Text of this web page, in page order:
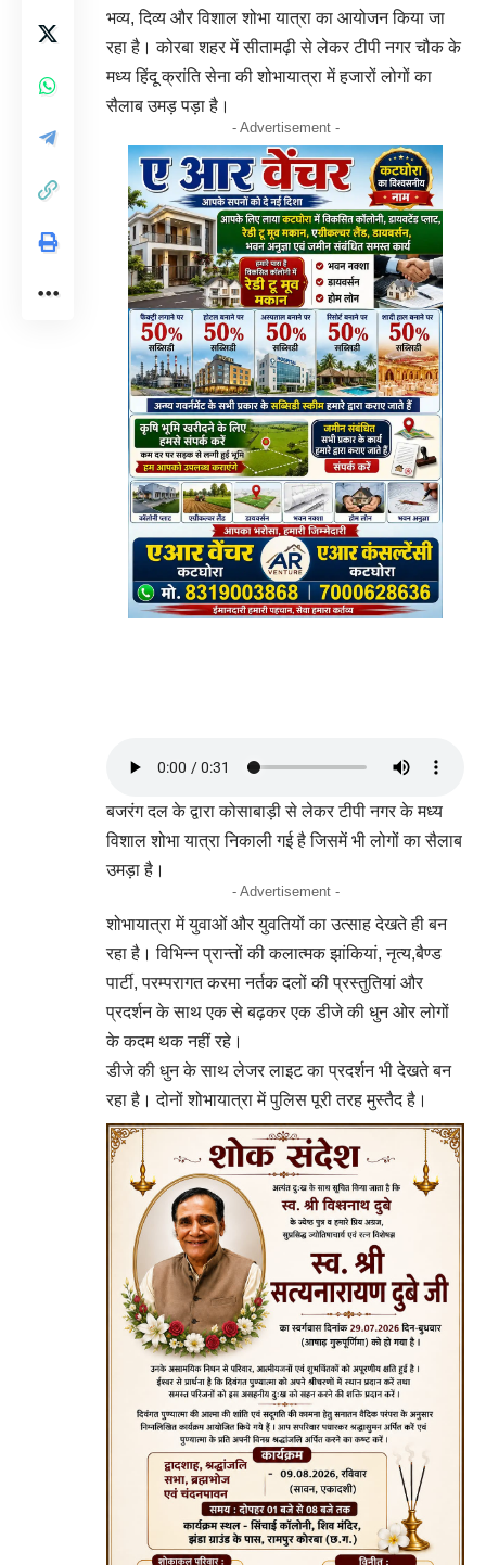
भव्य, दिव्य और विशाल शोभा यात्रा का आयोजन किया जा
रहा है। कोरबा शहर में सीतामढ़ी से लेकर टीपी नगर चौक के
मध्य हिंदू क्रांति सेना की शोभायात्रा में हजारों लोगों का
सैलाब उमड़ पड़ा है।
- Advertisement -
बजरंग दल के द्वारा कोसाबाड़ी से लेकर टीपी नगर के मध्य
विशाल शोभा यात्रा निकाली गई है जिसमें भी लोगों का सैलाब
उमड़ा है।
- Advertisement -
शोभायात्रा में युवाओं और युवतियों का उत्साह देखते ही बन
रहा है। विभिन्न प्रान्तों की कलात्मक झांकियां, नृत्य,बैण्ड
पार्टी, परम्परागत करमा नर्तक दलों की प्रस्तुतियां और
प्रदर्शन के साथ एक से बढ़कर एक डीजे की धुन ओर लोगों
के कदम थक नहीं रहे।
डीजे की धुन के साथ लेजर लाइट का प्रदर्शन भी देखते बन
रहा है। दोनों शोभायात्रा में पुलिस पूरी तरह मुस्तैद है।